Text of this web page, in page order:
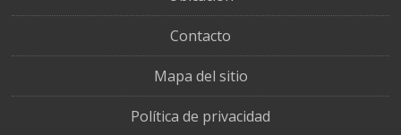
Contacto
Mapa del sitio
Política de privacidad